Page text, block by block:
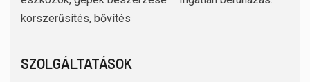
korszerűsítés, bővítés
SZOLGÁLTATÁSOK